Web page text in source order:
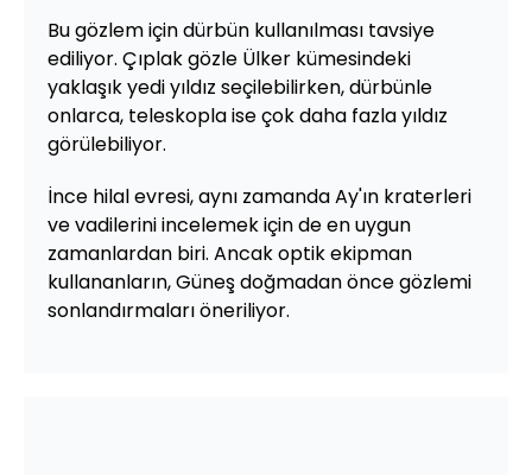
Bu gözlem için dürbün kullanılması tavsiye
ediliyor. Çıplak gözle Ülker kümesindeki
yaklaşık yedi yıldız seçilebilirken, dürbünle
onlarca, teleskopla ise çok daha fazla yıldız
görülebiliyor.
İnce hilal evresi, aynı zamanda Ay'ın kraterleri
ve vadilerini incelemek için de en uygun
zamanlardan biri. Ancak optik ekipman
kullananların, Güneş doğmadan önce gözlemi
sonlandırmaları öneriliyor.